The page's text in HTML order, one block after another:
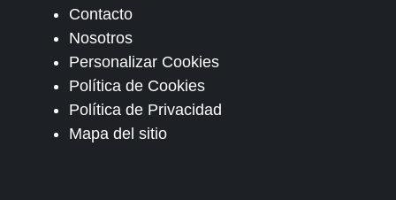
Contacto
Nosotros
Personalizar Cookies
Política de Cookies
Política de Privacidad
Mapa del sitio